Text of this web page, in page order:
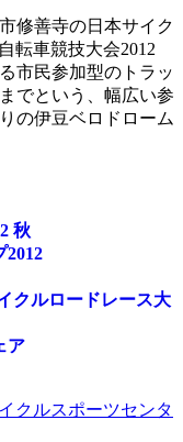
修善寺の日本サイク
転車競技大会2012
市民参加型のトラッ
でという、幅広い参
の伊豆ベロドローム
秋
2012
クルロードレース大
ア
クルスポーツセンタ